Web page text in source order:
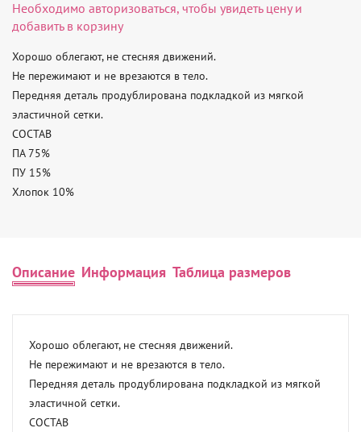
Необходимо авторизоваться, чтобы увидеть цену и
добавить в корзину
Хорошо облегают, не стесняя движений.
Не пережимают и не врезаются в тело.
Передняя деталь продублирована подкладкой из мягкой
эластичной сетки.
СОСТАВ
ПА 75%
ПУ 15%
Хлопок 10%
Описание Информация Таблица размеров
Хорошо облегают, не стесняя движений.
Не пережимают и не врезаются в тело.
Передняя деталь продублирована подкладкой из мягкой
эластичной сетки.
СОСТАВ